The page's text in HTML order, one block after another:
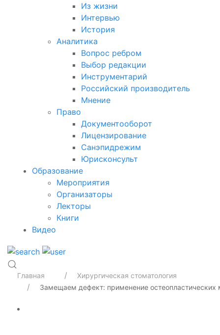
Из жизни
Интервью
История
Аналитика
Вопрос ребром
Выбор редакции
Инструментарий
Российский производитель
Мнение
Право
Документооборот
Лицензирование
Санэпидрежим
Юрисконсульт
Образование
Мероприятия
Организаторы
Лекторы
Книги
Видео
Главная
Хирургическая стоматология
Замещаем дефект: применение остеопластических